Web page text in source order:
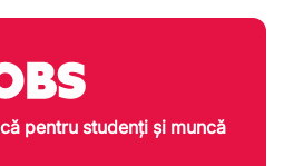
pentru studenți și muncă